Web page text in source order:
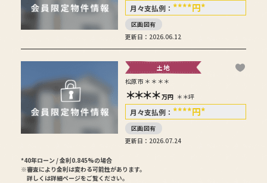
月々支払例： ****円*
区画図有
更新日：2026.06.12
土地
松原市＊＊＊＊
＊＊＊＊ 万円 ＊＊坪
月々支払例： ****円*
区画図有
更新日：2026.07.24
*40年ローン / 金利0.845%の場合
※審査により金利は変わる可能性があります。
詳しくは詳細ページをご覧ください。